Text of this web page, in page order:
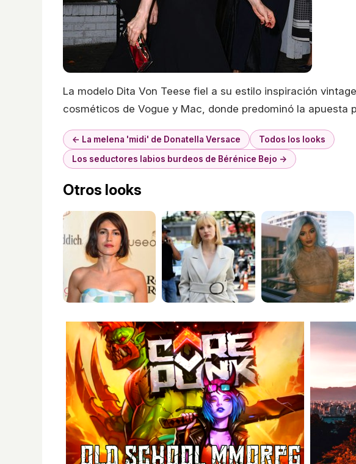
La modelo Dita Von Teese fiel a su estilo inspiración
cosméticos de Vogue y Mac, donde predominó la apuesta
← La melena 'midi' de Donatella Versace
Todos los looks
Los seductores labios burdeos de Bérénice Bejo →
Otros looks